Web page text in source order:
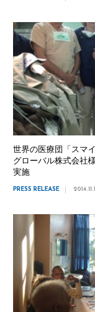
世界の医療団「スマ
グローバル株式会社
実施
PRESS RELEASE